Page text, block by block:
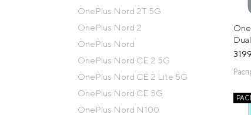
OnePlus Nord 2T 5G
OnePlus Nord 2
OnePlus Nord
OnePlus Nord CE 2 5G
OnePlus Nord CE 2 Lite 5G
OnePlus Nord CE 5G
OnePlus Nord N100
Dual